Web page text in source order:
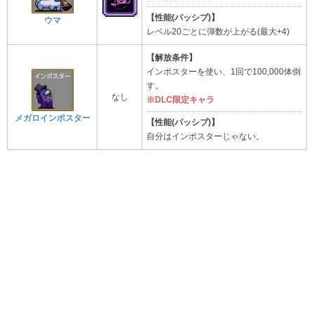
ウマ
【性能(パッシブ)】
レベル20ごとに弾数が上がる(最大+4)
メガロインポスター
なし
【解放条件】
インポスターを使い、1回で100,000体倒
す。
※DLC限定キャラ
【性能(パッシブ)】
自分はインポスターじゃない。